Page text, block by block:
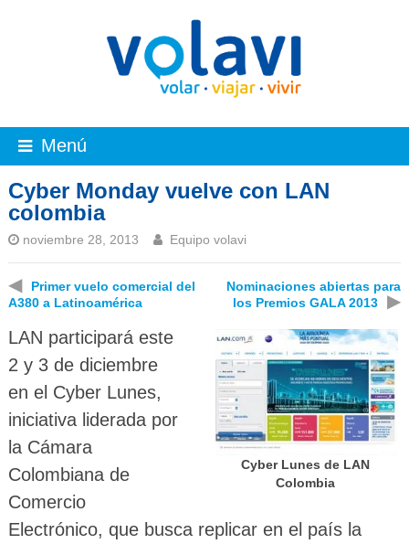
Menú
Cyber Monday vuelve con LAN
colombia
noviembre 28, 2013 Equipo volavi
◀
Primer vuelo comercial del
A380 a Latinoamérica
Nominaciones abiertas para
los Premios GALA 2013
▶
Cyber Lunes de LAN
Colombia
LAN participará este
2 y 3 de diciembre
en el Cyber Lunes,
iniciativa liderada por
la Cámara
Colombiana de
Comercio
Electrónico, que busca replicar en el país la